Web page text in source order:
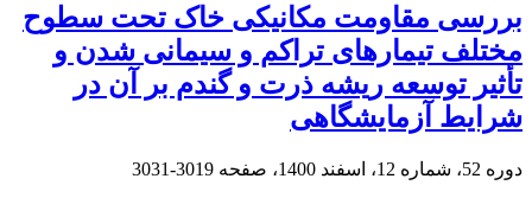
بررسی مقاومت مکانیکی خاک تحت سطوح
مختلف تیمارهای تراکم و سیمانی شدن و
تأثیر توسعه ریشه ذرت و گندم بر آن در
شرایط آزمایشگاهی
دوره 52، شماره 12، اسفند 1400، صفحه 3019-3031